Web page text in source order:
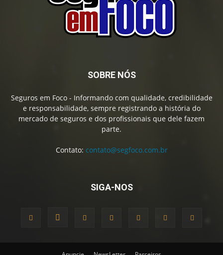
SOBRE NÓS
Seguros em Foco - Informando com qualidade, credibilidade
e responsabilidade, sempre registrando a história do
mercado de seguros e dos profissionais que dele fazem
parte.
Contato: contato@segfoco.com.br
SIGA-NOS